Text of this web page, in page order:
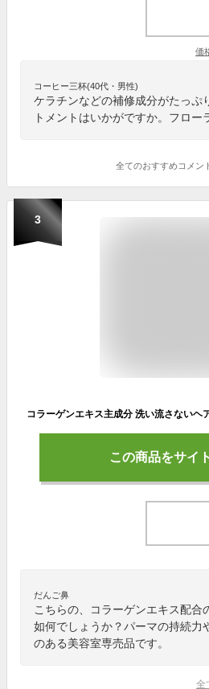
価
コーヒー三杯(40代・男性)
ケラチンなどの補修成分がたっぷ
トメントはいかがですか。フロー
全てのおすすめコメン
3
この商品をサイ
だんご鼻
こちらの、コラーゲンエキス配合
如何でしょうか？パーマの持続力
のある美容室専売品です。
全